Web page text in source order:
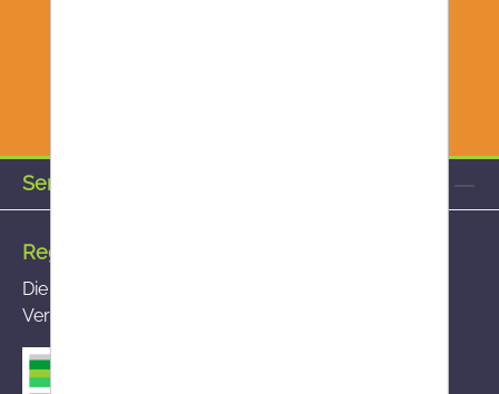
Service-Hotline
Registrierte Versandapotheke
Die von Ihnen aufgerufene Versandapotheke ist im
Versandapothekenregister des BASG registriert